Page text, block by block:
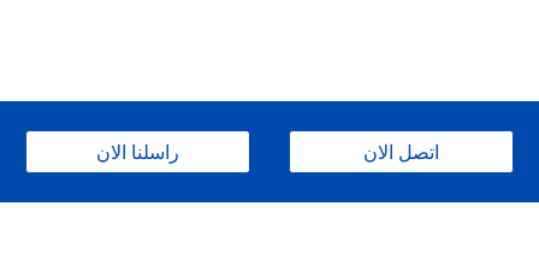
راسلنا الان اتصل الان